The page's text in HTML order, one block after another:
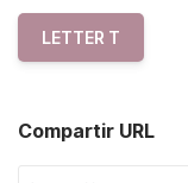
LETTER T
Compartir URL